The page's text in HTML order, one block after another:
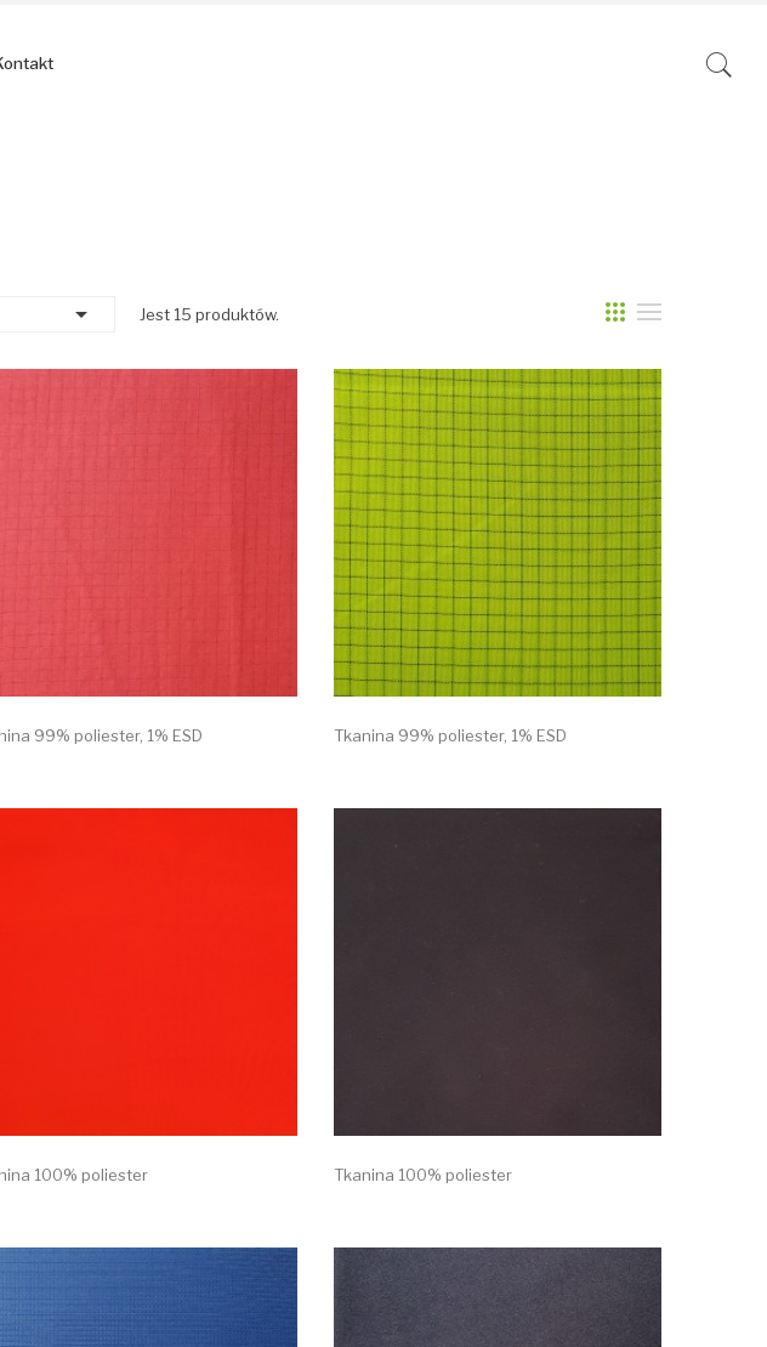
 Jest 15 produktów.
99% poliester, 1% ESD Tkanina 99% poliester, 1% ESD
100% poliester Tkanina 100% poliester